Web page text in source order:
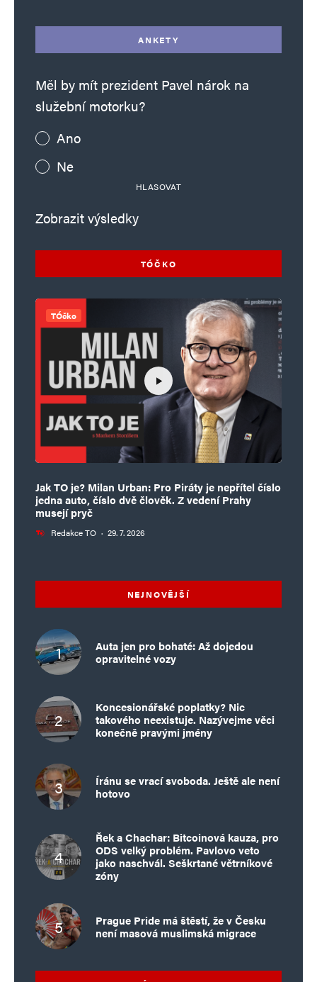
ANKETY
Měl by mít prezident Pavel nárok na
služební motorku?
Ano
Ne
HLASOVAT
Zobrazit výsledky
TÓČKO
TÓčko
Jak TO je? Milan Urban: Pro Piráty je nepřítel číslo
jedna auto, číslo dvě člověk. Z vedení Prahy
musejí pryč
Redakce TO · 29. 7. 2026
NEJNOVĚJŠÍ
Auta jen pro bohaté: Až dojedou
opravitelné vozy
Koncesionářské poplatky? Nic
takového neexistuje. Nazývejme věci
konečně pravými jmény
Íránu se vrací svoboda. Ještě ale není
hotovo
Řek a Chachar: Bitcoinová kauza, pro
ODS velký problém. Pavlovo veto
jako naschvál. Seškrtané větrníkové
zóny
Prague Pride má štěstí, že v Česku
není masová muslimská migrace